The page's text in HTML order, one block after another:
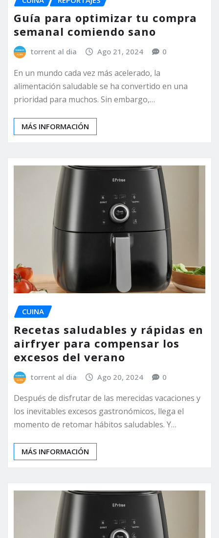
Guía para optimizar tu compra
semanal comiendo sano
torrent al dia Ago 21, 2024 0
En un mundo cada vez más acelerado, la
alimentación saludable se ha convertido en una
prioridad para muchos. Sin embargo,…
MÁS INFORMACIÓN
CUINA
Recetas saludables y rápidas en
airfryer para compensar los
excesos del verano
torrent al dia Ago 20, 2024 0
Después de disfrutar de las merecidas vacaciones y
los inevitables excesos gastronómicos, llega el
momento de retomar hábitos saludables. Y…
MÁS INFORMACIÓN